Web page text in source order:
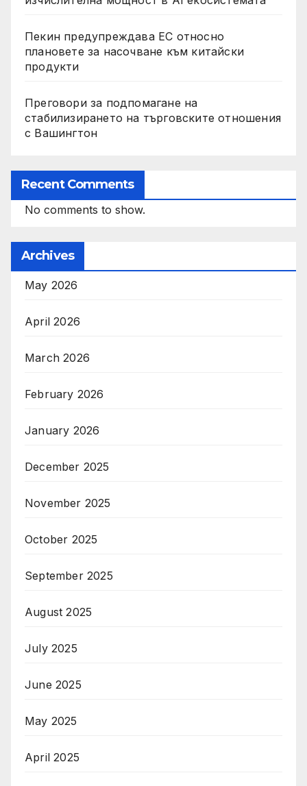
Пекин предупреждава ЕС относно
плановете за насочване към китайски
продукти
Преговори за подпомагане на
стабилизирането на търговските отношения
с Вашингтон
Recent Comments
No comments to show.
Archives
May 2026
April 2026
March 2026
February 2026
January 2026
December 2025
November 2025
October 2025
September 2025
August 2025
July 2025
June 2025
May 2025
April 2025